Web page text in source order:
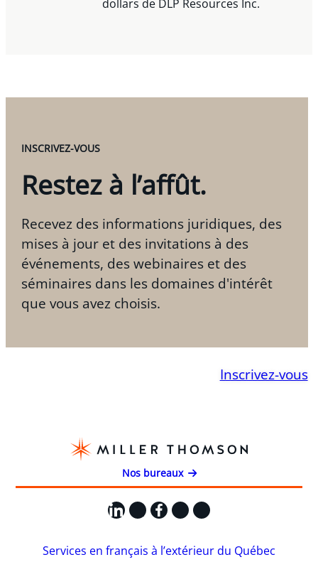
dollars de DLP Resources Inc.
INSCRIVEZ-VOUS
Restez à l’affût.
Recevez des informations juridiques, des
mises à jour et des invitations à des
événements, des webinaires et des
séminaires dans les domaines d'intérêt
que vous avez choisis.
Inscrivez-vous
Nos bureaux
LinkedIn
X Facebook
Instagram
YouTube
Services en français à l’extérieur du Québec